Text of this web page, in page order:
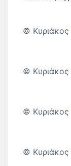
© Κυριάκος
© Κυριάκος
© Κυριάκος
© Κυριάκος